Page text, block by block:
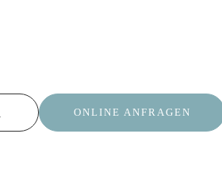
ONLINE ANFRAGEN